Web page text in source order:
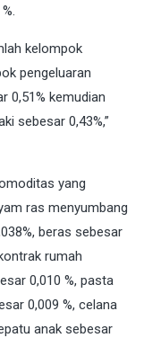
kelompok
pengeluaran
0,51% kemudian
sebesar 0,43%,”
yang
ras menyumbang
beras sebesar
rumah
0,010 %, pasta
0,009 %, celana
anak sebesar